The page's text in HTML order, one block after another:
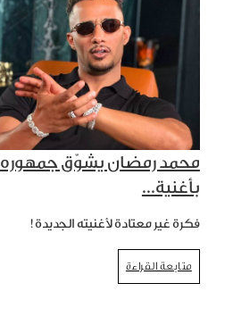
محمد رمضان يشوّق جمهوره
بأغنية...
فكرة غير معتادة لأغنيته الجديدة!
متابعة القراءة